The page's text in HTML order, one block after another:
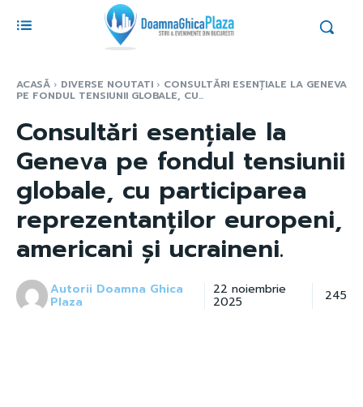
ACASĂ DIVERSE NOUTATI CONSULTĂRI ESENȚIALE LA GENEVA
PE FONDUL TENSIUNII GLOBALE, CU...
Consultări esențiale la
Geneva pe fondul tensiunii
globale, cu participarea
reprezentanților europeni,
americani și ucraineni.
Autorii Doamna Ghica
Plaza
22 noiembrie
2025 245